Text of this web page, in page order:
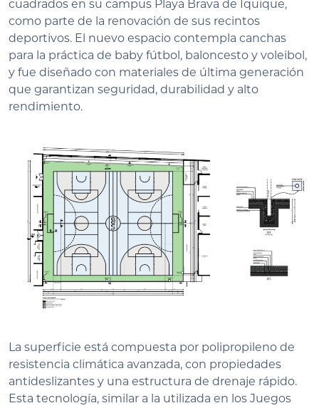
cuadrados en su campus Playa Brava de Iquique,
como parte de la renovación de sus recintos
deportivos. El nuevo espacio contempla canchas
para la práctica de baby fútbol, baloncesto y voleibol,
y fue diseñado con materiales de última generación
que garantizan seguridad, durabilidad y alto
rendimiento.
La superficie está compuesta por polipropileno de
resistencia climática avanzada, con propiedades
antideslizantes y una estructura de drenaje rápido.
Esta tecnología, similar a la utilizada en los Juegos